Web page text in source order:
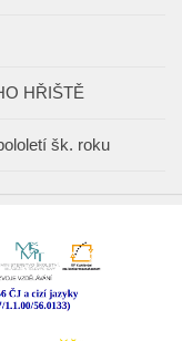
HŘIŠTĚ
šk. roku